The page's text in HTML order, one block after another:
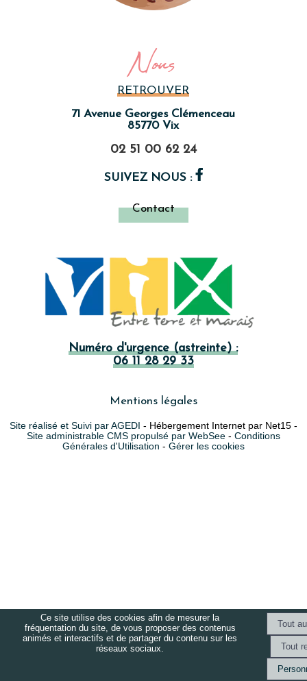
Nous
RETROUVER
71 Avenue Georges Clémenceau
85770 Vix
02 51 00 62 24
SUIVEZ NOUS :
Contact
Numéro d'urgence (astreinte) :
06 11 28 29 33
Mentions légales
Site réalisé et Suivi par AGEDI - Hébergement Internet par Net15 -
Site administrable CMS propulsé par WebSee - Conditions
Générales d'Utilisation - Gérer les cookies
Ce site utilise des cookies afin de mesurer la
fréquentation du site, de vous proposer des contenus
animés et interactifs et de partager du contenu sur les
réseaux sociaux.